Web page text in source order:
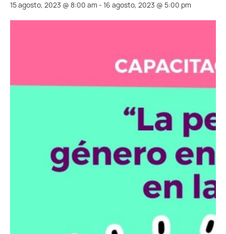
15 agosto, 2023 @ 8:00 am - 16 agosto, 2023 @ 5:00 pm